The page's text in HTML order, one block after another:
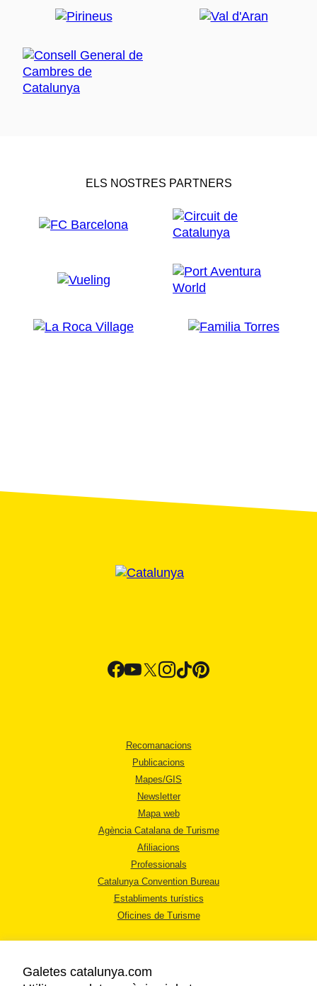
ELS NOSTRES PARTNERS
Recomanacions
Publicacions
Mapes/GIS
Newsletter
Mapa web
Agència Catalana de Turisme
Afiliacions
Professionals
Catalunya Convention Bureau
Establiments turístics
Oficines de Turisme
Galetes catalunya.com